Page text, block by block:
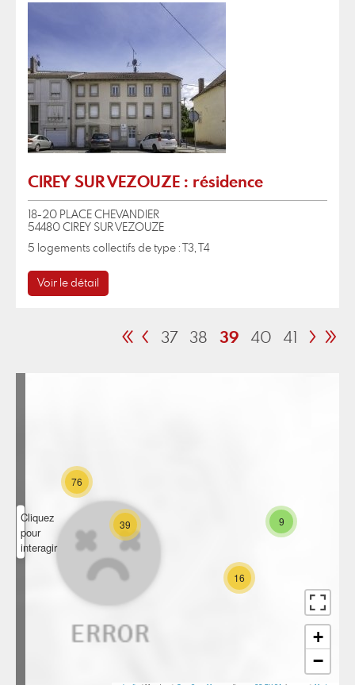
CIREY SUR VEZOUZE : résidence
18-20 PLACE CHEVANDIER
54480 CIREY SUR VEZOUZE
5 logements collectifs de type : T3, T4
Voir le détail
« ‹ 37 38 39 40 41 › »
Cliquez
pour
interagir
9
16
76
39
+
−